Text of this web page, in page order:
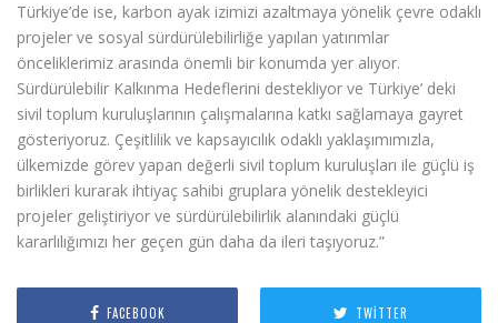
Türkiye’de ise, karbon ayak izimizi azaltmaya yönelik çevre odaklı
projeler ve sosyal sürdürülebilirliğe yapılan yatırımlar
önceliklerimiz arasında önemli bir konumda yer alıyor.
Sürdürülebilir Kalkınma Hedeflerini destekliyor ve Türkiye’ deki
sivil toplum kuruluşlarının çalışmalarına katkı sağlamaya gayret
gösteriyoruz. Çeşitlilik ve kapsayıcılık odaklı yaklaşımımızla,
ülkemizde görev yapan değerli sivil toplum kuruluşları ile güçlü iş
birlikleri kurarak ihtiyaç sahibi gruplara yönelik destekleyici
projeler geliştiriyor ve sürdürülebilirlik alanındaki güçlü
kararlılığımızı her geçen gün daha da ileri taşıyoruz.”
FACEBOOK TWITTER